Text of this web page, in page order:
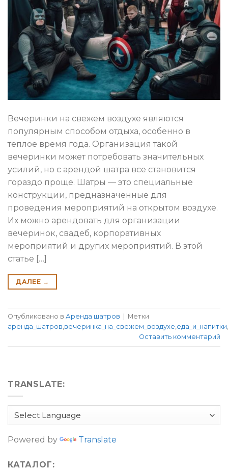
TRANSLATE:
Powered by Translate
КАТАЛОГ:
Вечеринки на свежем воздухе являются
популярным способом отдыха, особенно в
теплое время года. Организация такой
вечеринки может потребовать значительных
усилий, но с арендой шатра все становится
гораздо проще. Шатры — это специальные
конструкции, предназначенные для
проведения мероприятий на открытом воздухе.
Их можно арендовать для организации
вечеринок, свадеб, корпоративных
мероприятий и других мероприятий. В этой
статье […]
ДАЛЕЕ →
Опубликовано в Аренда шатров
Метки
аренда_шатров,вечеринка_на_свежем_воздухе,еда_и_напитки,
Оставить комментарий